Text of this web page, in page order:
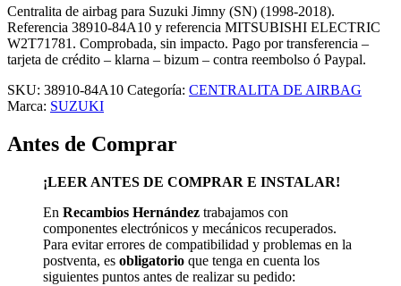
(1998-
2018)
quantity
Centralita de airbag para Suzuki Jimny (SN) (1998-2018).
Referencia 38910-84A10 y referencia MITSUBISHI ELECTRIC
W2T71781. Comprobada, sin impacto. Pago por transferencia –
tarjeta de crédito – klarna – bizum – contra reembolso ó Paypal.
SKU: 38910-84A10 Categoría: CENTRALITA DE AIRBAG
Marca: SUZUKI
Antes de Comprar
¡LEER ANTES DE COMPRAR E INSTALAR!
En Recambios Hernández trabajamos con
componentes electrónicos y mecánicos recuperados.
Para evitar errores de compatibilidad y problemas en la
postventa, es obligatorio que tenga en cuenta los
siguientes puntos antes de realizar su pedido: